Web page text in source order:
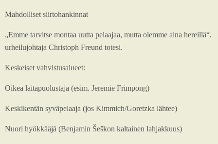
Mahdolliset siirtohankinnat
„Emme tarvitse montaa uutta pelaajaa, mutta olemme aina hereillä“,
urheilujohtaja Christoph Freund totesi.
Keskeiset vahvistusalueet:
Oikea laitapuolustaja (esim. Jeremie Frimpong)
Keskikentän syväpelaaja (jos Kimmich/Goretzka lähtee)
Nuori hyökkääjä (Benjamin Šeškon kaltainen lahjakkuus)